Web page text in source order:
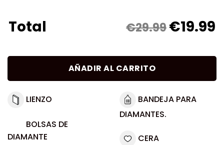
Total €29.99€19.99
AÑADIR AL CARRITO
LIENZO
BOLSAS DE
DIAMANTE
BANDEJA PARA
DIAMANTES.
CERA